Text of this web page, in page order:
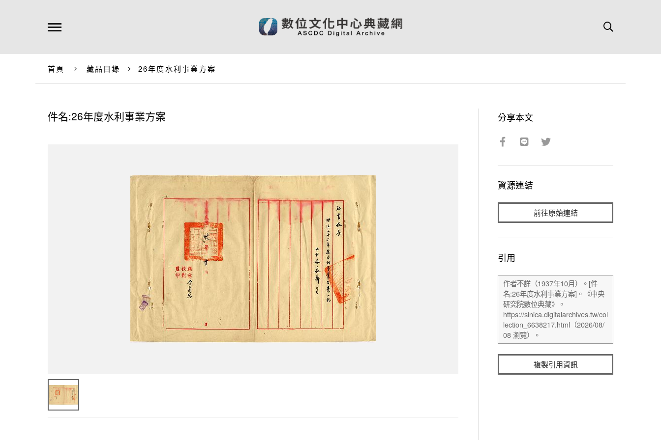
首頁 藏品目錄 26年度水利事業方案
件名:26年度水利事業方案 分享本文
資源連結
前往原始連結
引用
複製引用資訊